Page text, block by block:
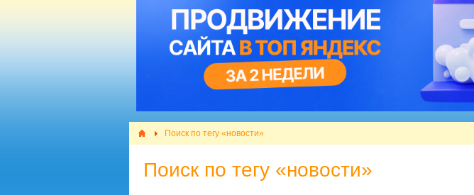
Поиск по тегу «новости»
Поиск по тегу «новости»